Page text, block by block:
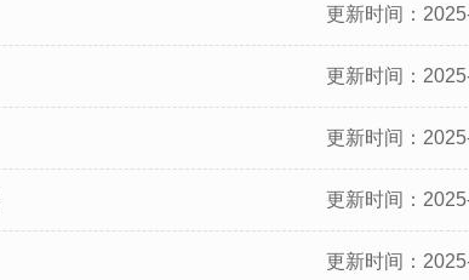
更新时间：
更新时间：
更新时间：
更新时间：
更新时间：